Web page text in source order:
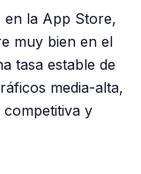
en la App Store,
muy bien en el
tasa estable de
media-alta,
y